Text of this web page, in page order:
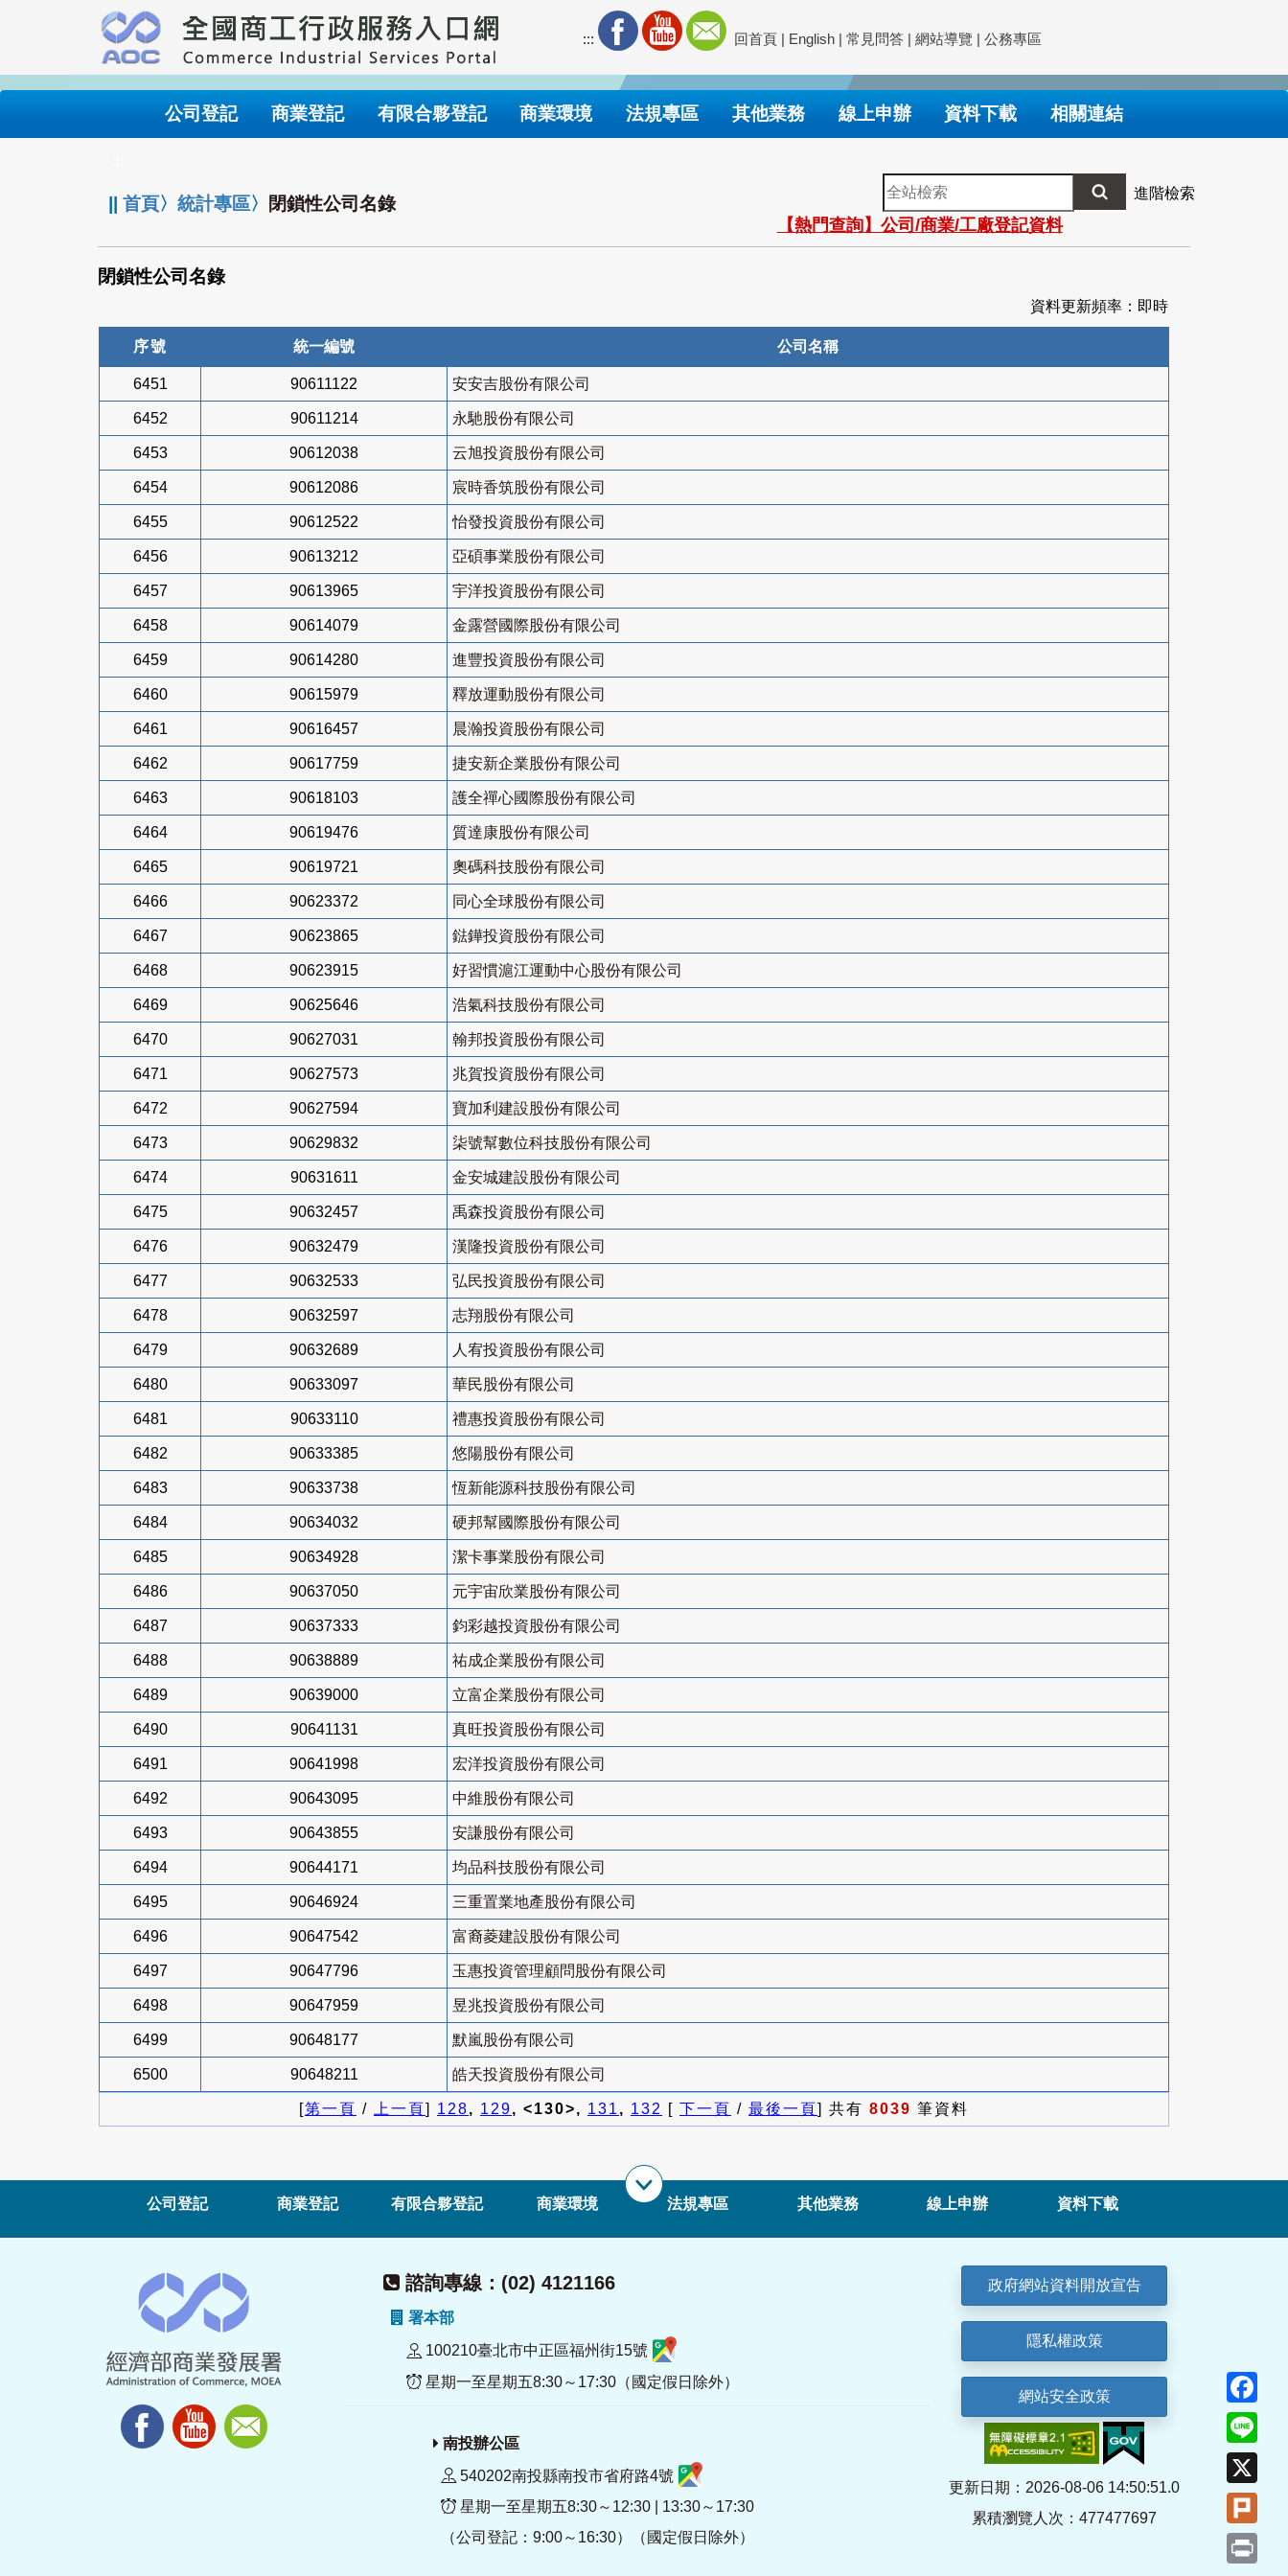
要
內
::: 回首頁 | English | 常見問答 | 網站導覽 | 公務專區
公司登記 商業登記 有限合夥登記 商業環境 法規專區 其他業務 線上申辦 資料下載 相關連結
||首頁〉統計專區〉 閉鎖性公司名錄
全
站
檢
索
進階檢索
【熱門查詢】公司/商業/工廠登記資料
閉鎖性公司名錄
資料更新頻率：即時
序號 統一編號 公司名稱
6451 90611122 安安吉股份有限公司
6452 90611214 永馳股份有限公司
6453 90612038 云旭投資股份有限公司
6454 90612086 宸時香筑股份有限公司
6455 90612522 怡發投資股份有限公司
6456 90613212 亞碩事業股份有限公司
6457 90613965 宇洋投資股份有限公司
6458 90614079 金露營國際股份有限公司
6459 90614280 進豐投資股份有限公司
6460 90615979 釋放運動股份有限公司
6461 90616457 晨瀚投資股份有限公司
6462 90617759 捷安新企業股份有限公司
6463 90618103 護全禪心國際股份有限公司
6464 90619476 質達康股份有限公司
6465 90619721 奧碼科技股份有限公司
6466 90623372 同心全球股份有限公司
6467 90623865 鍅鏵投資股份有限公司
6468 90623915 好習慣滬江運動中心股份有限公司
6469 90625646 浩氣科技股份有限公司
6470 90627031 翰邦投資股份有限公司
6471 90627573 兆賀投資股份有限公司
6472 90627594 寶加利建設股份有限公司
6473 90629832 柒號幫數位科技股份有限公司
6474 90631611 金安城建設股份有限公司
6475 90632457 禹森投資股份有限公司
6476 90632479 漢隆投資股份有限公司
6477 90632533 弘民投資股份有限公司
6478 90632597 志翔股份有限公司
6479 90632689 人宥投資股份有限公司
6480 90633097 華民股份有限公司
6481 90633110 禮惠投資股份有限公司
6482 90633385 悠陽股份有限公司
6483 90633738 恆新能源科技股份有限公司
6484 90634032 硬邦幫國際股份有限公司
6485 90634928 潔卡事業股份有限公司
6486 90637050 元宇宙欣業股份有限公司
6487 90637333 鈞彩越投資股份有限公司
6488 90638889 祐成企業股份有限公司
6489 90639000 立富企業股份有限公司
6490 90641131 真旺投資股份有限公司
6491 90641998 宏洋投資股份有限公司
6492 90643095 中維股份有限公司
6493 90643855 安謙股份有限公司
6494 90644171 均品科技股份有限公司
6495 90646924 三重置業地產股份有限公司
6496 90647542 富裔菱建設股份有限公司
6497 90647796 玉惠投資管理顧問股份有限公司
6498 90647959 昱兆投資股份有限公司
6499 90648177 默嵐股份有限公司
6500 90648211 皓天投資股份有限公司
[第一頁 / 上一頁] 128, 129, <130>, 131, 132 [ 下一頁 / 最後一頁] 共有 8039 筆資料
公司登記 商業登記 有限合夥登記 商業環境 法規專區 其他業務 線上申辦 資料下載
諮詢專線：(02) 4121166
署本部
100210臺北市中正區福州街15號
星期一至星期五8:30～17:30（國定假日除外）
南投辦公區
540202南投縣南投市省府路4號
星期一至星期五8:30～12:30 | 13:30～17:30
（公司登記：9:00～16:30）（國定假日除外）
政府網站資料開放宣告
隱私權政策
網站安全政策
更新日期：2026-08-06 14:50:51.0
累積瀏覽人次：477477697